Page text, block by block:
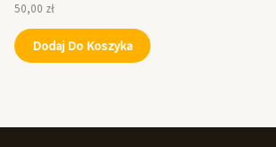
50,00 zł
Dodaj Do Koszyka